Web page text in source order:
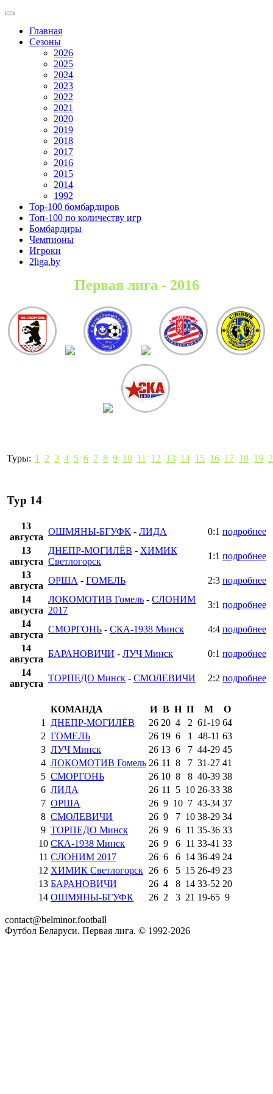
Главная
Сезоны
2026
2025
2024
2023
2022
2021
2020
2019
2018
2017
2016
2015
2014
1992
Top-100 бомбардиров
Топ-100 по количеству игр
Бомбардиры
Чемпионы
Игроки
2liga.by
Первая лига - 2016
Туры: 1 2 3 4 5 6 7 8 9 10 11 12 13 14 15 16 17 18 19
Тур 14
13
августа
ОШМЯНЫ-БГУФК - ЛИДА 0:1 подробнее
13
августа
ДНЕПР-МОГИЛЁВ - ХИМИК
Светлогорск
1:1 подробнее
13
августа
ОРША - ГОМЕЛЬ 2:3 подробнее
14
августа
ЛОКОМОТИВ Гомель - СЛОНИМ
2017
3:1 подробнее
14
августа
СМОРГОНЬ - СКА-1938 Минск 4:4 подробнее
14
августа
БАРАНОВИЧИ - ЛУЧ Минск 0:1 подробнее
14
августа
ТОРПЕДО Минск - СМОЛЕВИЧИ 2:2 подробнее
КОМАНДА И В Н П М
О
1
ДНЕПР-МОГИЛЁВ 26 20 4 2 61-19 64
2 ГОМЕЛЬ 26 19 6 1 48-11 63
3 ЛУЧ Минск 26 13 6 7 44-29 45
4 ЛОКОМОТИВ Гомель 26 11 8 7 31-27 41
5 СМОРГОНЬ 26 10 8 8 40-39 38
6 ЛИДА 26 11 5 10 26-33 38
7 ОРША 26 9 10 7 43-34 37
8 СМОЛЕВИЧИ 26 9 7 10 38-29 34
9 ТОРПЕДО Минск 26 9 6 11 35-36 33
10 СКА-1938 Минск 26 9 6 11 33-41 33
11 СЛОНИМ 2017 26 6 6 14 36-49 24
12 ХИМИК Светлогорск 26 6 5 15 26-49 23
13 БАРАНОВИЧИ 26 4 8 14 33-52 20
14 ОШМЯНЫ-БГУФК 26 2 3 21 19-65 9
contact@belminor.football
Футбол Беларуси. Первая лига. © 1992-2026